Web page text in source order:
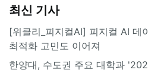
최신 기사
[위클리_피지컬AI] 피지컬 AI 데
최적화 고민도 이어져
한양대, 수도권 주요 대학과